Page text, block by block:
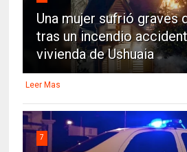
Una mujer sufrió graves
tras un incendio
vivienda de Ushuaia
Leer Mas
7